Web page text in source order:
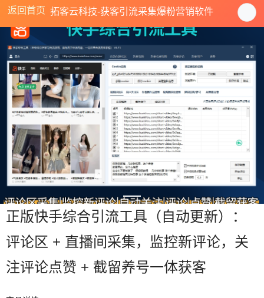
返回首页 拓客云科技-获客引流采集爆粉营销软件
正版快手综合引流工具（自动更新）：
评论区 + 直播间采集，监控新评论，关
注评论点赞 + 截留养号一体获客